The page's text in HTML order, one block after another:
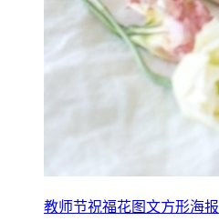
教师节祝福花图文方形海报